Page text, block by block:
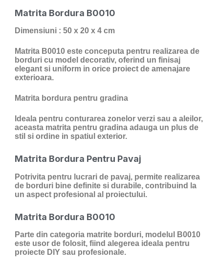
Matrita Bordura B0010
Dimensiuni : 50 x 20 x 4 cm
Matrita B0010 este conceputa pentru realizarea de
borduri cu model decorativ, oferind un finisaj
elegant si uniform in orice proiect de amenajare
exterioara.
Matrita bordura pentru gradina
Ideala pentru conturarea zonelor verzi sau a aleilor,
aceasta matrita pentru gradina adauga un plus de
stil si ordine in spatiul exterior.
Matrita Bordura Pentru Pavaj
Potrivita pentru lucrari de pavaj, permite realizarea
de borduri bine definite si durabile, contribuind la
un aspect profesional al proiectului.
Matrita Bordura B0010
Parte din categoria matrite borduri, modelul B0010
este usor de folosit, fiind alegerea ideala pentru
proiecte DIY sau profesionale.